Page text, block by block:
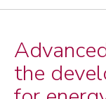
the